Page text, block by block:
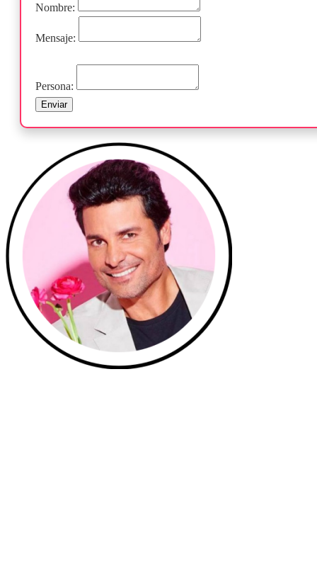
Nombre:
Mensaje:
Persona:
Enviar